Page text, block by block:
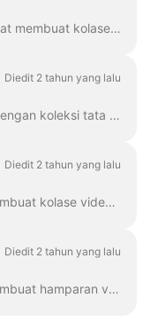
Dengan Wave.video, Anda dapat membuat kolase yang indah dari video dan gambar menggunakan Tata Letak. Tata letak terdiri dari kumpulan berbagai kisi dan topeng yang...
Diedit 2 tahun yang lalu
Wave.video editor dilengkapi dengan koleksi tata letak yang memungkinkan Anda menggabungkan beberapa klip video atau gambar. Jika Anda ingin membuat video "gambar-dalam-gambar"...
Diedit 2 tahun yang lalu
Di Wave.video, Anda dapat membuat kolase video Anda sendiri menggunakan fitur praktis - tata letak video. Tata letak video adalah cara untuk menampilkan elemen visual Anda ...
Diedit 2 tahun yang lalu
Di Wave.video, Anda dapat membuat hamparan video. Berikut cara melakukannya. Overlay video adalah gambar atau video yang dapat Anda tambahkan ke video Anda (atau lebih baik lagi...